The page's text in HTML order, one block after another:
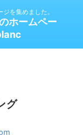
を集めました。
ホームペー
グ